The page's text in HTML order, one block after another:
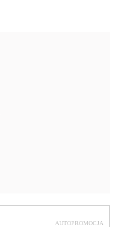
AUTOPROMOCJA